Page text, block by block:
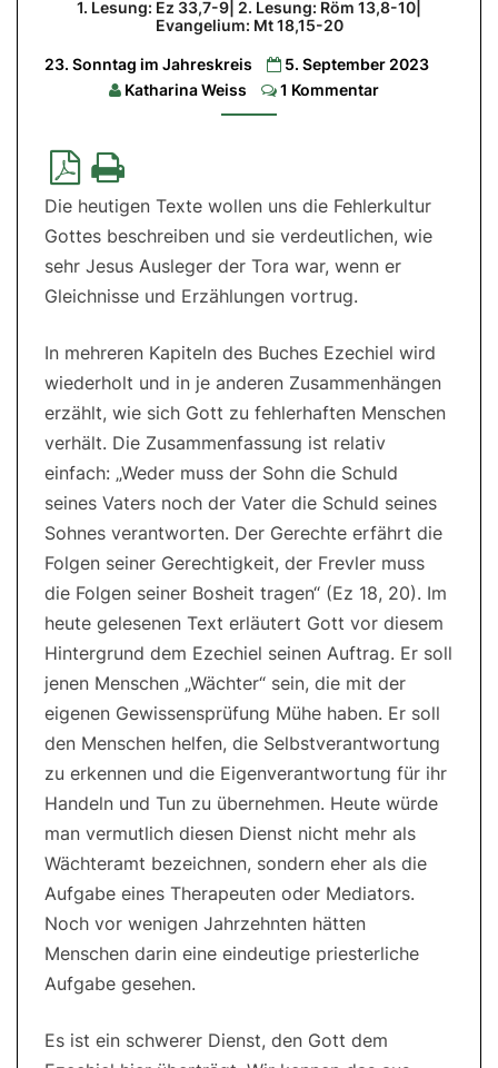
33,7-
9|
Lesung:
13,8-
1. Lesung: Ez 33,7-9| 2. Lesung: Röm 13,8-10|
Evangelium: Mt 18,15-20
23. Sonntag im Jahreskreis
5. September 2023
Katharina Weiss
Comments
1 Kommentar
Die heutigen Texte wollen uns die Fehlerkultur
Gottes beschreiben und sie verdeutlichen, wie
sehr Jesus Ausleger der Tora war, wenn er
Gleichnisse und Erzählungen vortrug.
In mehreren Kapiteln des Buches Ezechiel wird
wiederholt und in je anderen Zusammenhängen
erzählt, wie sich Gott zu fehlerhaften Menschen
verhält. Die Zusammenfassung ist relativ
einfach: „Weder muss der Sohn die Schuld
seines Vaters noch der Vater die Schuld seines
Sohnes verantworten. Der Gerechte erfährt die
Folgen seiner Gerechtigkeit, der Frevler muss
die Folgen seiner Bosheit tragen“ (Ez 18, 20). Im
heute gelesenen Text erläutert Gott vor diesem
Hintergrund dem Ezechiel seinen Auftrag. Er soll
jenen Menschen „Wächter“ sein, die mit der
eigenen Gewissensprüfung Mühe haben. Er soll
den Menschen helfen, die Selbstverantwortung
zu erkennen und die Eigenverantwortung für ihr
Handeln und Tun zu übernehmen. Heute würde
man vermutlich diesen Dienst nicht mehr als
Wächteramt bezeichnen, sondern eher als die
Aufgabe eines Therapeuten oder Mediators.
Noch vor wenigen Jahrzehnten hätten
Menschen darin eine eindeutige priesterliche
Aufgabe gesehen.
Es ist ein schwerer Dienst, den Gott dem